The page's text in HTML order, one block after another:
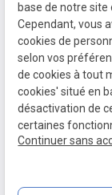
Créations
légales
base de notre
Cependant, vous
cookies de
selon vos
de cookies à tout
cookies' situé en
désactivation de
certaines
Continuer sans